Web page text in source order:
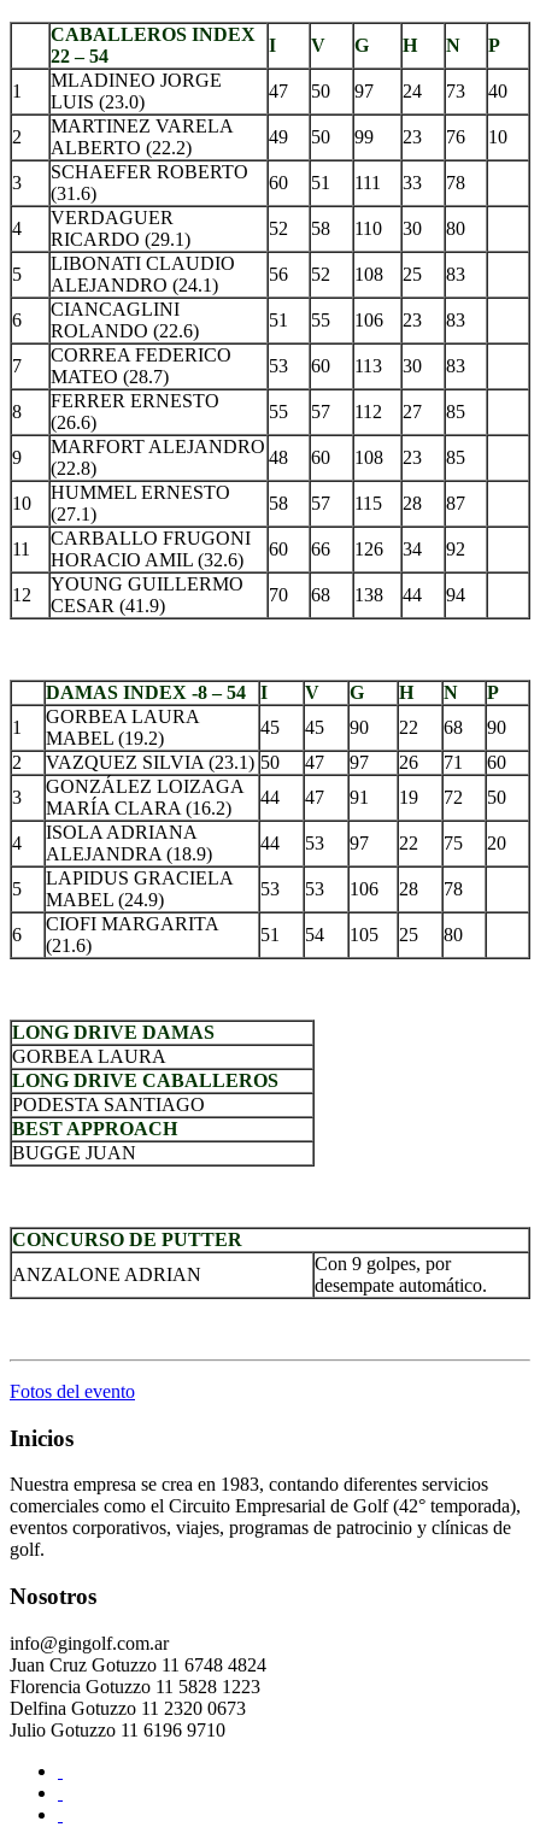
CABALLEROS INDEX
22 – 54
I V G H N P
1
MLADINEO JORGE
LUIS (23.0)
47 50 97 24 73 40
2
MARTINEZ VARELA
ALBERTO (22.2)
49 50 99 23 76 10
3
SCHAEFER ROBERTO
(31.6)
60 51 111 33 78
4
VERDAGUER
RICARDO (29.1)
52 58 110 30 80
5
LIBONATI CLAUDIO
ALEJANDRO (24.1)
56 52 108 25 83
6
CIANCAGLINI
ROLANDO (22.6)
51 55 106 23 83
7
CORREA FEDERICO
MATEO (28.7)
53 60 113 30 83
8
FERRER ERNESTO
(26.6)
55 57 112 27 85
9
MARFORT ALEJANDRO
(22.8)
48 60 108 23 85
10
HUMMEL ERNESTO
(27.1)
58 57 115 28 87
11
CARBALLO FRUGONI
HORACIO AMIL (32.6)
60 66 126 34 92
12
YOUNG GUILLERMO
CESAR (41.9)
70 68 138 44 94
DAMAS INDEX -8 – 54 I V G H N
P
1
GORBEA LAURA
MABEL (19.2)
45 45 90 22 68
90
2
VAZQUEZ SILVIA (23.1) 50 47 97 26 71
60
3
GONZÁLEZ LOIZAGA
MARÍA CLARA (16.2)
44 47 91 19 72 50
4
ISOLA ADRIANA
ALEJANDRA (18.9)
44 53 97 22 75 20
5
LAPIDUS GRACIELA
MABEL (24.9)
53 53 106 28 78
6
CIOFI MARGARITA
(21.6)
51 54 105 25 80
LONG DRIVE DAMAS
GORBEA LAURA
LONG DRIVE CABALLEROS
PODESTA SANTIAGO
BEST APPROACH
BUGGE JUAN
CONCURSO DE PUTTER
ANZALONE ADRIAN
Con 9 golpes, por
desempate automático.
Fotos del evento
Inicios
Nuestra empresa se crea en 1983, contando diferentes servicios
comerciales como el Circuito Empresarial de Golf (42° temporada),
eventos corporativos, viajes, programas de patrocinio y clínicas de
golf.
Nosotros
info@gingolf.com.ar
Juan Cruz Gotuzzo 11 6748 4824
Florencia Gotuzzo 11 5828 1223
Delfina Gotuzzo 11 2320 0673
Julio Gotuzzo 11 6196 9710